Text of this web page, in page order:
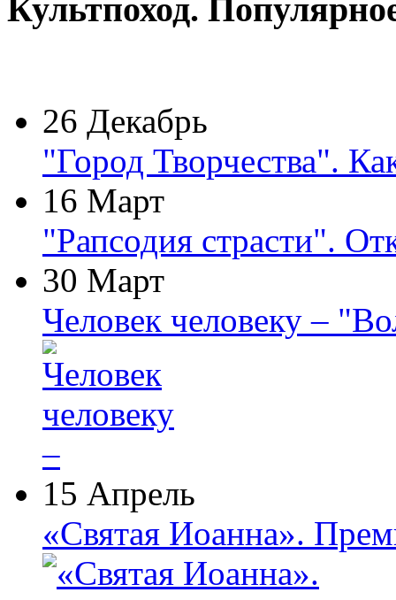
Культпоход.
26 Декабрь
"Город Творчества".
16 Март
"Рапсодия страсти".
30 Март
Человек человеку –
15 Апрель
«Святая Иоанна».